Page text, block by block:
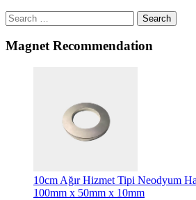
Search
Magnet Recommendation
10cm Ağır Hizmet Tipi Neodyum
100mm x 50mm x 10mm